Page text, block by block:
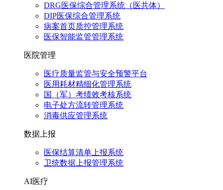
DRG医保综合管理系统（医共体）
DIP医保综合管理系统
病案首页质控管理系统
医保智能监管管理系统
医院管理
医疗质量监管与安全预警平台
医用耗材精细化管理系统
国（军）考绩效考核系统
电子处方流转管理系统
消毒供应管理系统
数据上报
医保结算清单上报系统
卫统数据上报管理系统
AI医疗